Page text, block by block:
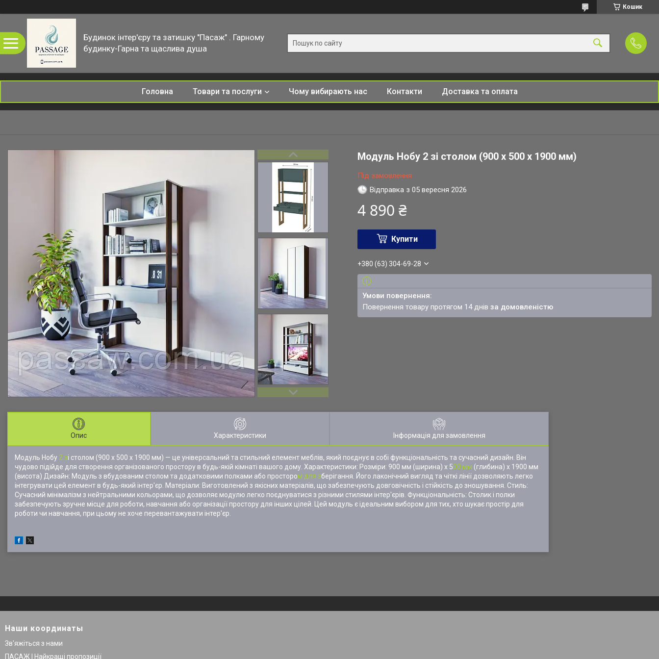
Кошик
Будинок інтер'єру та затишку "Пасаж" . Гарному
будинку-Гарна та щаслива душа
Головна Товари та послуги Чому вибирають нас Контакти Доставка та оплата
Модуль Нобу 2 зі столом (900 х 500 х 1900 мм)
Під замовлення
Відправка з 05 вересня 2026
4 890 ₴
Купити
+380 (63) 304-69-28
повернення товару протягом 14 днівза домовленістю
Опис Характеристики Інформація для замовлення
Модуль Нобу 2 зі столом (900 х 500 х 1900 мм) — це універсальний та стильний елемент меблів, який поєднує в собі функціональність та сучасний дизайн. Він
чудово підійде для створення організованого простору в будь-якій кімнаті вашого дому. Характеристики: Розміри: 900 мм (ширина) х 500 мм (глибина) х 1900 мм
(висота) Дизайн: Модуль з вбудованим столом та додатковими полками або простором для зберігання. Його лаконічний вигляд та чіткі лінії дозволяють легко
інтегрувати цей елемент в будь-який інтер'єр. Матеріали: Виготовлений з якісних матеріалів, що забезпечують довговічність і стійкість до зношування. Стиль:
Сучасний мінімалізм з нейтральними кольорами, що дозволяє модулю легко поєднуватися з різними стилями інтер'єрів. Функціональність: Столик і полки
забезпечують зручне місце для роботи, навчання або організації простору для інших цілей. Цей модуль є ідеальним вибором для тих, хто шукає простір для
роботи чи навчання, при цьому не хоче перевантажувати інтер'єр.
Наши координаты
Зв'яжіться з нами
ПАСАЖ | Найкращі пропозиції